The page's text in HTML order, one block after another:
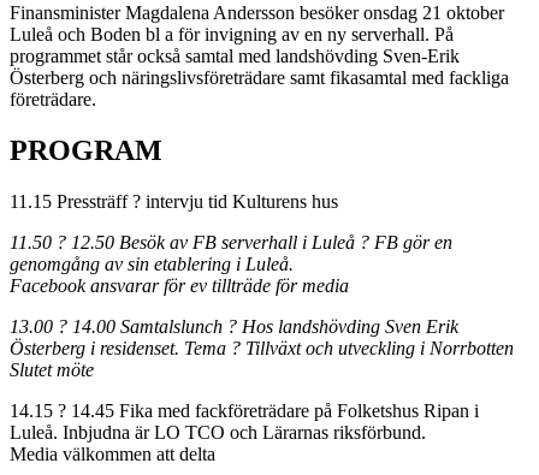
Finansminister Magdalena Andersson besöker onsdag 21 oktober
Luleå och Boden bl a för invigning av en ny serverhall. På
programmet står också samtal med landshövding Sven-Erik
Österberg och näringslivsföreträdare samt fikasamtal med fackliga
företrädare.
PROGRAM
11.15 Pressträff ? intervju tid Kulturens hus
11.50 ? 12.50 Besök av FB serverhall i Luleå ? FB gör en
genomgång av sin etablering i Luleå.
Facebook ansvarar för ev tillträde för media
13.00 ? 14.00 Samtalslunch ? Hos landshövding Sven Erik
Österberg i residenset. Tema ? Tillväxt och utveckling i Norrbotten
Slutet möte
14.15 ? 14.45 Fika med fackföreträdare på Folketshus Ripan i
Luleå. Inbjudna är LO TCO och Lärarnas riksförbund.
Media välkommen att delta